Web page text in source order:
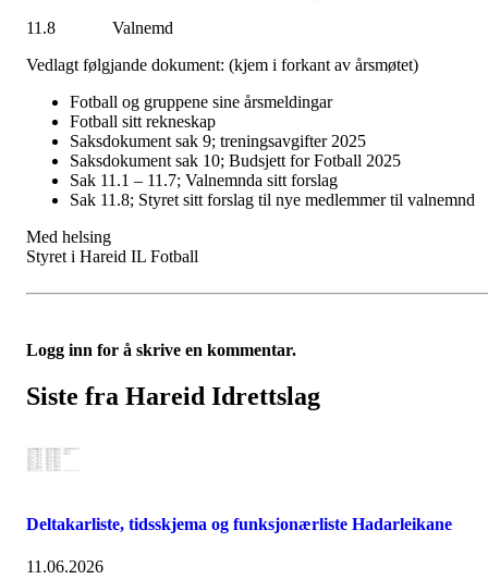
11.8 Valnemd
Vedlagt følgjande dokument: (kjem i forkant av årsmøtet)
Fotball og gruppene sine årsmeldingar
Fotball sitt rekneskap
Saksdokument sak 9; treningsavgifter 2025
Saksdokument sak 10; Budsjett for Fotball 2025
Sak 11.1 – 11.7; Valnemnda sitt forslag
Sak 11.8; Styret sitt forslag til nye medlemmer til valnemnd
Med helsing
Styret i Hareid IL Fotball
Logg inn for å skrive en kommentar.
Siste fra Hareid Idrettslag
Deltakarliste, tidsskjema og funksjonærliste Hadarleikane
11.06.2026